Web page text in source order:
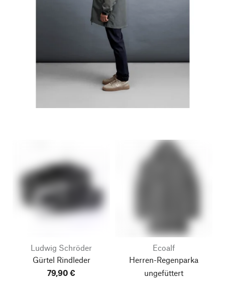
Ludwig Schröder
Gürtel Rindleder
79,90 €
Ecoalf
Herren-Regenparka
ungefüttert